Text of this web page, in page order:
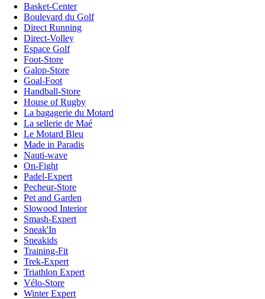
Basket-Center
Boulevard du Golf
Direct Running
Direct-Volley
Espace Golf
Foot-Store
Galop-Store
Goal-Foot
Handball-Store
House of Rugby
La bagagerie du Motard
La sellerie de Maé
Le Motard Bleu
Made in Paradis
Nauti-wave
On-Fight
Padel-Expert
Pecheur-Store
Pet and Garden
Slowood Interior
Smash-Expert
Sneak'In
Sneakids
Training-Fit
Trek-Expert
Triathlon Expert
Vélo-Store
Winter Expert